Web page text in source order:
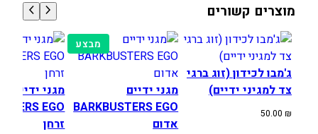
E
N
T
H
A
L
T
מוצרים קשורים
ג'מבו לכידון (זוג ברגי
צד למגיני ידיים)
50.00 ₪
מבצע מוצרים
במבצע
מגני ידיים
BARKBUSTERS EGO
אדום
מגני ידיים
EGO
זרחן